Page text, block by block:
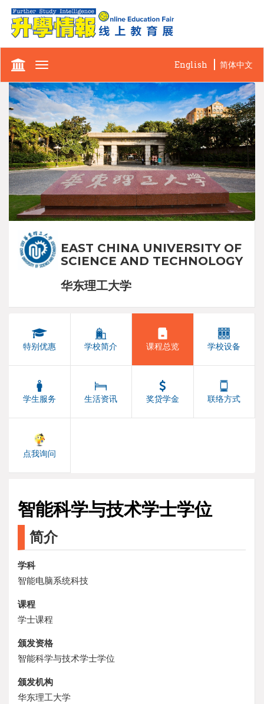
Toggle
English 简体中文
EAST CHINA UNIVERSITY OF
SCIENCE AND TECHNOLOGY
华东理工大学
特别优惠 学校简介 课程总览 学校设备
学生服务 生活资讯 奖贷学金 联络方式
点我询问
智能科学与技术学士学位
简介
学科
智能电脑系统科技
课程
学士课程
颁发资格
智能科学与技术学士学位
颁发机构
华东理工大学